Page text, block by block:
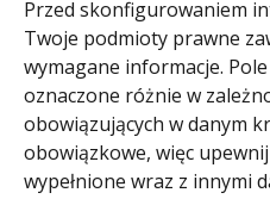
Przed skonfigurowaniem
Twoje podmioty prawne
wymagane informacje.
oznaczone różnie w
obowiązujących w danym
obowiązkowe, więc upewnij
wypełnione wraz z innymi